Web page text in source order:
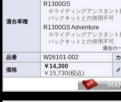
適合車種
R1300GS
※ライディングアシスタント
バックキットとの併用不可
R1300GS Adventure
※ライディングアシスタント
バックキットとの併用不可
適合の
品番 W26101-002
価格
￥14,300
￥ 15,730(税込)